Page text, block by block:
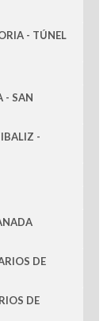
- TÚNEL
- SAN
-
DE
DE